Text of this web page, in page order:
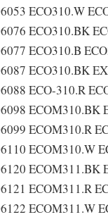
ECO310.W
ECO310.BK
ECO310.B
ECO310.BK
ECO-310.R
ECOM310.BK
ECOM310.R
ECOM310.W
ECOM311.BK
ECOM311.R
ECOM311.W